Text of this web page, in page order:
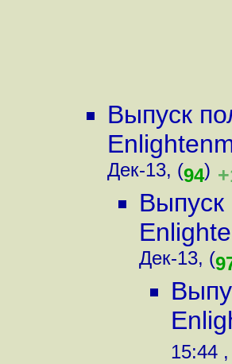
Выпуск
Дек-13, (94)
Выпуск
Дек-13, (
15:44